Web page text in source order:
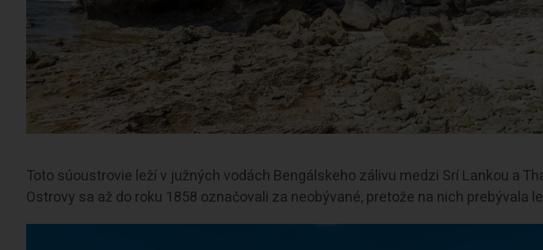
Toto súoustrovie leží v južných vodách Bengálskeho zálivu medzi Srí Lankou a
Ostrovy sa až do roku 1858 označovali za neobývané, pretože na nich prebývala